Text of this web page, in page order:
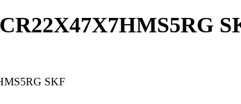
SKF